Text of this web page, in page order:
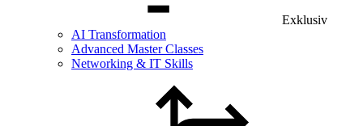
Exklusiv
AI Transformation
Advanced Master Classes
Networking & IT Skills